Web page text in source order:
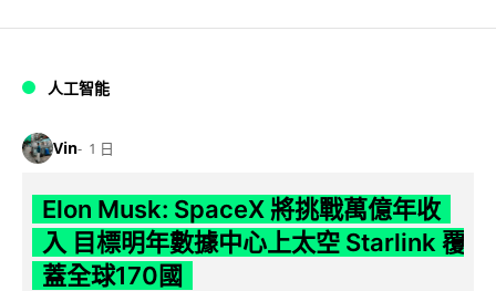
人工智能
Vin 1 日
Elon Musk: SpaceX 將挑戰萬億年收
入 目標明年數據中心上太空 Starlink 覆
蓋全球170國